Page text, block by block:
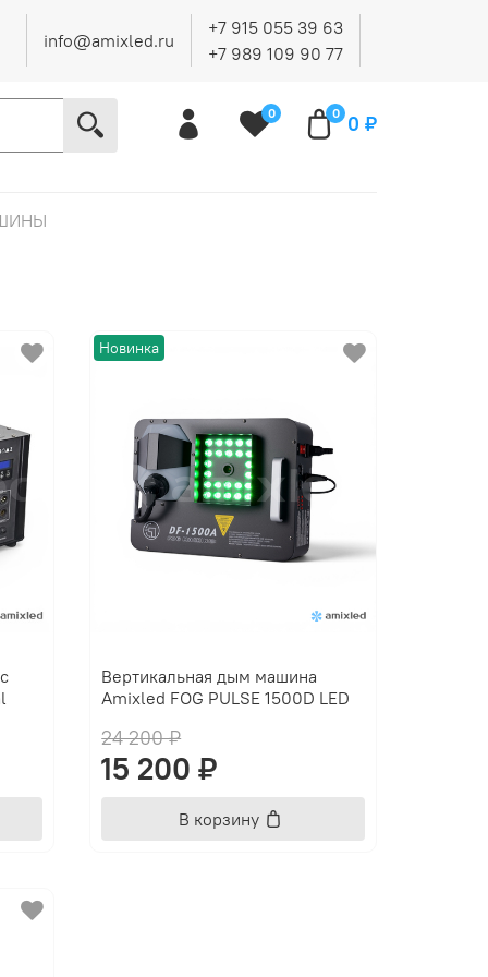
info@amixled.ru
+7 915 055 39 63
+7 989 109 90 77
0 0 0 ₽
Новинка
Вертикальная дым машина
Amixled FOG PULSE 1500D LED
24 200 ₽
15 200 ₽
В корзину